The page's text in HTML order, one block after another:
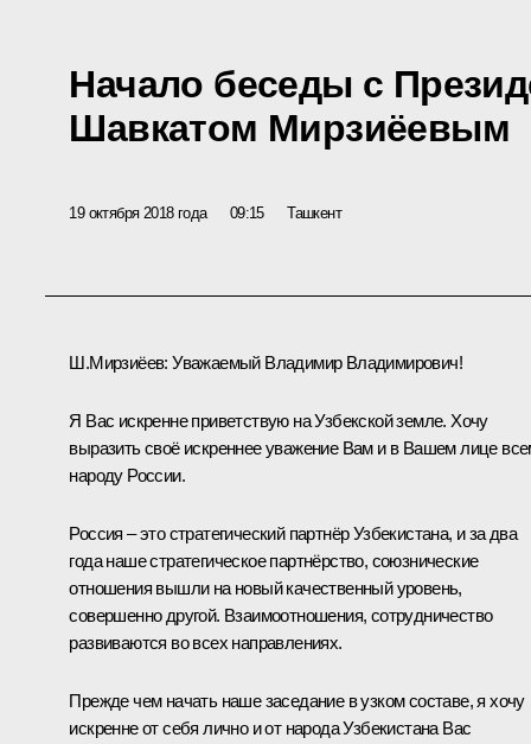
Начало беседы с
Шавкатом Мирзиёевым
19 октября 2018 года 09:15 Ташкент
Ш.Мирзиёев: Уважаемый Владимир Владимирович!
Я Вас искренне приветствую на Узбекской земле. Хочу
выразить своё искреннее уважение Вам и в Вашем лице
народу России.
Россия – это стратегический партнёр Узбекистана, и за два
года наше стратегическое партнёрство, союзнические
отношения вышли на новый качественный уровень,
совершенно другой. Взаимоотношения, сотрудничество
развиваются во всех направлениях.
Прежде чем начать наше заседание в узком составе, я хочу
искренне от себя лично и от народа Узбекистана Вас